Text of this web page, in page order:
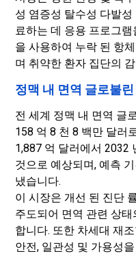
성 염증성 탈수성 다발
료하는 데 응용 프로그
을 사용하여 누락 된 항
며 취약한 환자 집단의
정맥 내 면역 글로불
전 세계 정맥 내 면역 글
158 억 8 천 8 백만 달러
1,887 억 달러에서 2032
것으로 예상되며, 예측
냈습니다.
이 시장은 개선 된 진단
주도되어 면역 관련 상
합니다. 또한 차세대 재
안전, 일관성 및 가용성